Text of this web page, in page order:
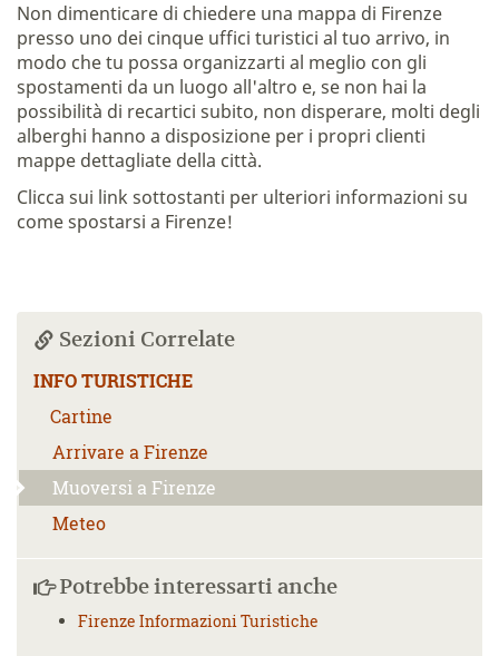
Non dimenticare di chiedere una mappa di Firenze
presso uno dei cinque uffici turistici al tuo arrivo, in
modo che tu possa organizzarti al meglio con gli
spostamenti da un luogo all'altro e, se non hai la
possibilità di recartici subito, non disperare, molti degli
alberghi hanno a disposizione per i propri clienti
mappe dettagliate della città.
Clicca sui link sottostanti per ulteriori informazioni su
come spostarsi a Firenze!
Sezioni Correlate
INFO TURISTICHE
Cartine
Arrivare a Firenze
Muoversi a Firenze
Meteo
Potrebbe interessarti anche
Firenze Informazioni Turistiche